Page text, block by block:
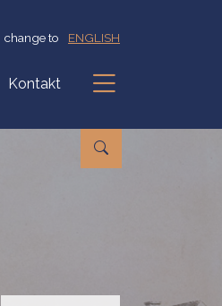
change to ENGLISH
Kontakt
Podmenu